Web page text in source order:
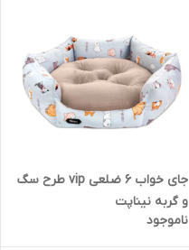
جای خواب 6 ضلعی vip طرح سگ
و گربه نیناپت
ناموجود